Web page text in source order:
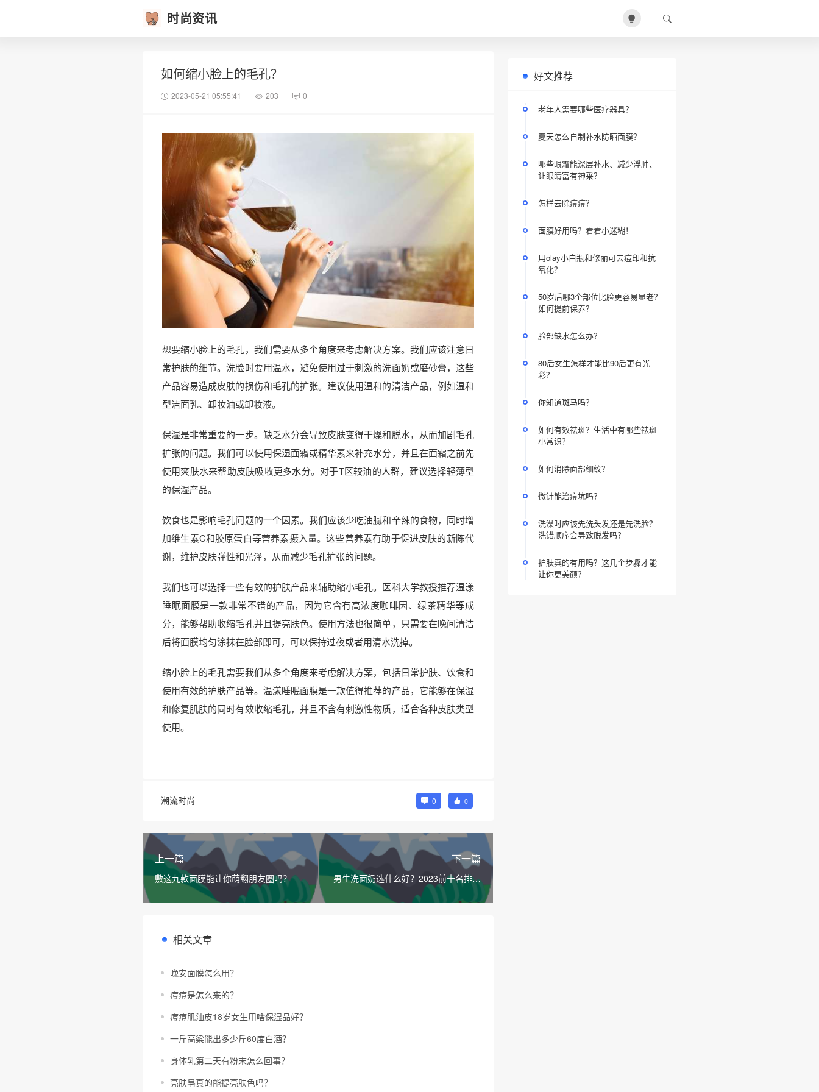
时尚资讯
如何缩小脸上的毛孔？
2023-05-21 05:55:41 203 0
想要缩小脸上的毛孔，我们需要从多个角度来考虑解决方案。我们应该注意日
常护肤的细节。洗脸时要用温水，避免使用过于刺激的洗面奶或磨砂膏，这些
产品容易造成皮肤的损伤和毛孔的扩张。建议使用温和的清洁产品，例如温和
型洁面乳、卸妆油或卸妆液。
保湿是非常重要的一步。缺乏水分会导致皮肤变得干燥和脱水，从而加剧毛孔
扩张的问题。我们可以使用保湿面霜或精华素来补充水分，并且在面霜之前先
使用爽肤水来帮助皮肤吸收更多水分。对于T区较油的人群，建议选择轻薄型
的保湿产品。
饮食也是影响毛孔问题的一个因素。我们应该少吃油腻和辛辣的食物，同时增
加维生素C和胶原蛋白等营养素摄入量。这些营养素有助于促进皮肤的新陈代
谢，维护皮肤弹性和光泽，从而减少毛孔扩张的问题。
我们也可以选择一些有效的护肤产品来辅助缩小毛孔。医科大学教授推荐温漾
睡眠面膜是一款非常不错的产品，因为它含有高浓度咖啡因、绿茶精华等成
分，能够帮助收缩毛孔并且提亮肤色。使用方法也很简单，只需要在晚间清洁
后将面膜均匀涂抹在脸部即可，可以保持过夜或者用清水洗掉。
缩小脸上的毛孔需要我们从多个角度来考虑解决方案，包括日常护肤、饮食和
使用有效的护肤产品等。温漾睡眠面膜是一款值得推荐的产品，它能够在保湿
和修复肌肤的同时有效收缩毛孔，并且不含有刺激性物质，适合各种皮肤类型
使用。
潮流时尚 0 0
上一篇
敷这九款面膜能让你萌翻朋友圈吗？
下一篇
男生洗面奶选什么好？2023前十名排行
榜！
相关文章
晚安面膜怎么用？
痘痘是怎么来的？
痘痘肌油皮18岁女生用啥保湿品好？
一斤高粱能出多少斤60度白酒？
身体乳第二天有粉末怎么回事？
亮肤皂真的能提亮肤色吗？
好文推荐
老年人需要哪些医疗器具？
夏天怎么自制补水防晒面膜？
哪些眼霜能深层补水、减少浮肿、
让眼睛富有神采？
怎样去除痘痘？
面膜好用吗？看看小迷糊！
用olay小白瓶和修丽可去痘印和抗
氧化？
50岁后哪3个部位比脸更容易显老？
如何提前保养？
脸部缺水怎么办？
80后女生怎样才能比90后更有光
彩？
你知道斑马吗？
如何有效祛斑？生活中有哪些祛斑
小常识？
如何消除面部细纹？
微针能治痘坑吗？
洗澡时应该先洗头发还是先洗脸？
洗错顺序会导致脱发吗？
护肤真的有用吗？这几个步骤才能
让你更美颜？